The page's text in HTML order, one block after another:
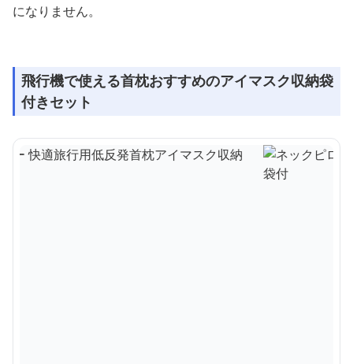
になりません。
飛行機で使える首枕おすすめのアイマスク収納袋
付きセット